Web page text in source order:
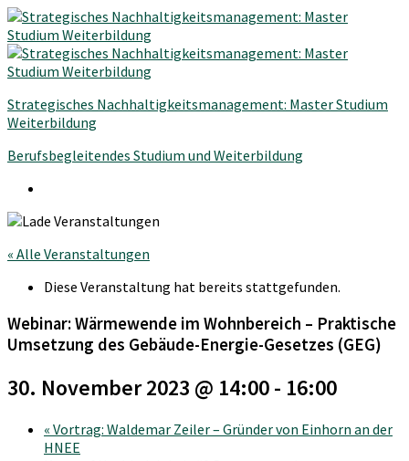
Strategisches Nachhaltigkeitsmanagement: Master Studium
Weiterbildung
Berufsbegleitendes Studium und Weiterbildung
« Alle Veranstaltungen
Diese Veranstaltung hat bereits stattgefunden.
Webinar: Wärmewende im Wohnbereich – Praktische
Umsetzung des Gebäude-Energie-Gesetzes (GEG)
30. November 2023 @ 14:00- 16:00
« Vortrag: Waldemar Zeiler – Gründer von Einhorn an der
HNEE